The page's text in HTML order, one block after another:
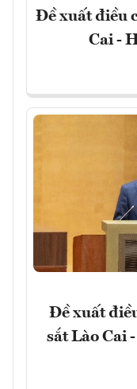
Đề xuất điều
Cai -
Đề xuất
sắt Lào Cai